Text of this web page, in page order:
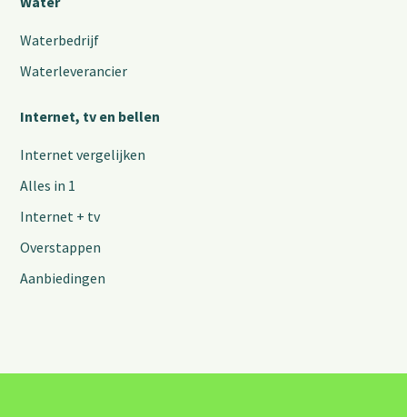
Waterbedrijf
Waterleverancier
Internet, tv en bellen
Internet vergelijken
Alles in 1
Internet + tv
Overstappen
Aanbiedingen